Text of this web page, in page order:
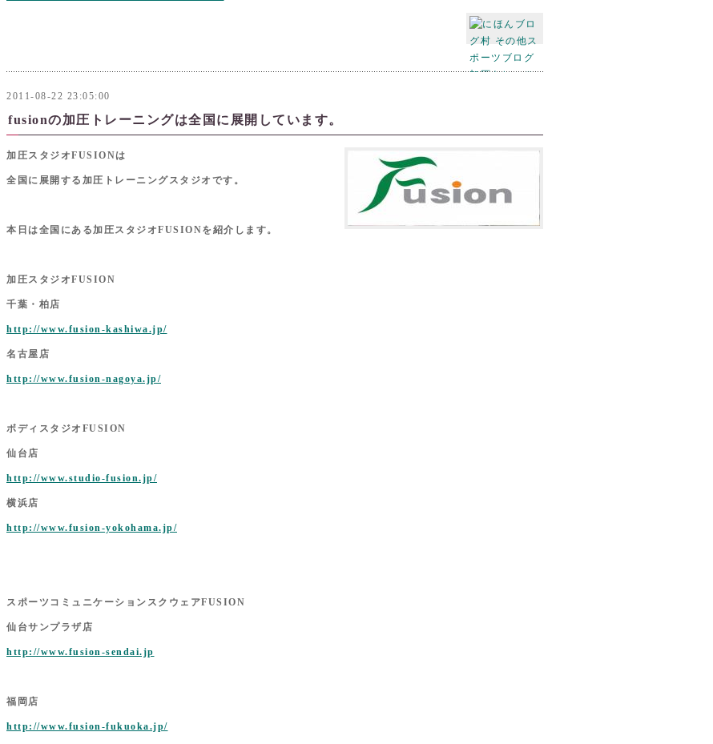
2011-08-22 23:05:00
fusionの加圧トレーニングは全国に展開しています。
加圧スタジオFUSIONは
全国に展開する加圧トレーニングスタジオです。
本日は全国にある加圧スタジオFUSIONを紹介します。
加圧スタジオFUSION
千葉・柏店
http://www.fusion-kashiwa.jp/
名古屋店
http://www.fusion-nagoya.jp/
ボディスタジオFUSION
仙台店
http://www.studio-fusion.jp/
横浜店
http://www.fusion-yokohama.jp/
スポーツコミュニケーションスクウェアFUSION
仙台サンプラザ店
http://www.fusion-sendai.jp
福岡店
http://www.fusion-fukuoka.jp/